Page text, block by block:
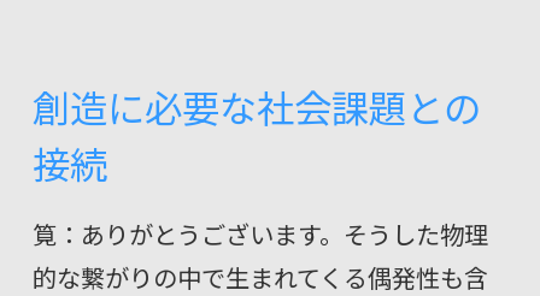
創造に必要な社会課題との
接続
筧：ありがとうございます。そうした物理
的な繋がりの中で生まれてくる偶発性も含